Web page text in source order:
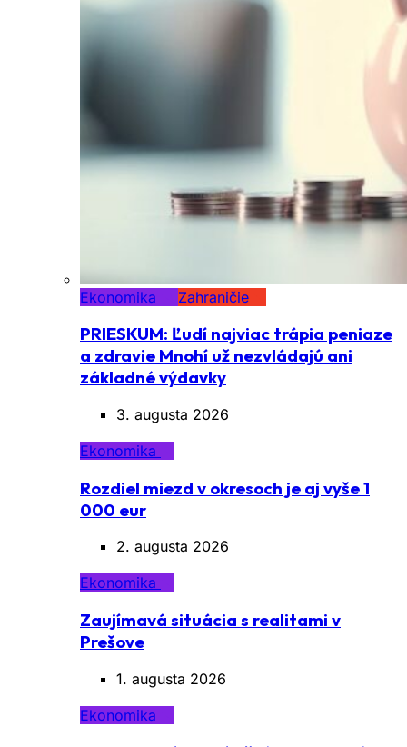
Ekonomika Zahraničie
PRIESKUM: Ľudí najviac trápia peniaze
a zdravie Mnohí už nezvládajú ani
základné výdavky
3. augusta 2026
Ekonomika
Rozdiel miezd v okresoch je aj vyše 1
000 eur
2. augusta 2026
Ekonomika
Zaujímavá situácia s realitami v
Prešove
1. augusta 2026
Ekonomika